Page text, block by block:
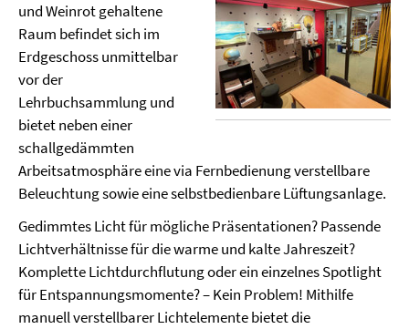
und Weinrot gehaltene
Raum befindet sich im
Erdgeschoss unmittelbar
vor der
Lehrbuchsammlung und
bietet neben einer
schallgedämmten
Arbeitsatmosphäre eine via Fernbedienung verstellbare
Beleuchtung sowie eine selbstbedienbare Lüftungsanlage.
Gedimmtes Licht für mögliche Präsentationen? Passende
Lichtverhältnisse für die warme und kalte Jahreszeit?
Komplette Lichtdurchflutung oder ein einzelnes Spotlight
für Entspannungsmomente? – Kein Problem! Mithilfe
manuell verstellbarer Lichtelemente bietet die